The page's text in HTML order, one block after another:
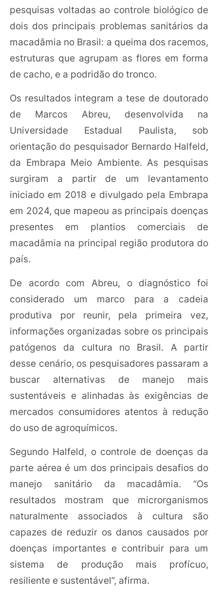
pesquisas voltadas ao controle biológico de
dois dos principais problemas sanitários da
macadâmia no Brasil: a queima dos racemos,
estruturas que agrupam as flores em forma
de cacho, e a podridão do tronco.
Os resultados integram a tese de doutorado
de Marcos Abreu, desenvolvida na
Universidade Estadual Paulista, sob
orientação do pesquisador Bernardo Halfeld,
da Embrapa Meio Ambiente. As pesquisas
surgiram a partir de um levantamento
iniciado em 2018 e divulgado pela Embrapa
em 2024, que mapeou as principais doenças
presentes em plantios comerciais de
macadâmia na principal região produtora do
país.
De acordo com Abreu, o diagnóstico foi
considerado um marco para a cadeia
produtiva por reunir, pela primeira vez,
informações organizadas sobre os principais
patógenos da cultura no Brasil. A partir
desse cenário, os pesquisadores passaram a
buscar alternativas de manejo mais
sustentáveis e alinhadas às exigências de
mercados consumidores atentos à redução
do uso de agroquímicos.
Segundo Halfeld, o controle de doenças da
parte aérea é um dos principais desafios do
manejo sanitário da macadâmia. “Os
resultados mostram que microrganismos
naturalmente associados à cultura são
capazes de reduzir os danos causados por
doenças importantes e contribuir para um
sistema de produção mais profícuo,
resiliente e sustentável”, afirma.